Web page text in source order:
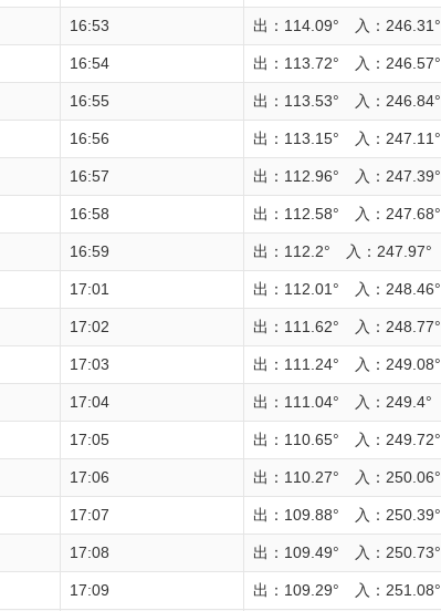
16:53 出：114.09° 入：246.31°
16:54 出：113.72° 入：246.57°
16:55 出：113.53° 入：246.84°
16:56 出：113.15° 入：247.11°
16:57 出：112.96° 入：247.39°
16:58 出：112.58° 入：247.68°
16:59 出：112.2° 入：247.97°
17:01 出：112.01° 入：248.46°
17:02 出：111.62° 入：248.77°
17:03 出：111.24° 入：249.08°
17:04 出：111.04° 入：249.4°
17:05 出：110.65° 入：249.72°
17:06 出：110.27° 入：250.06°
17:07 出：109.88° 入：250.39°
17:08 出：109.49° 入：250.73°
17:09 出：109.29° 入：251.08°